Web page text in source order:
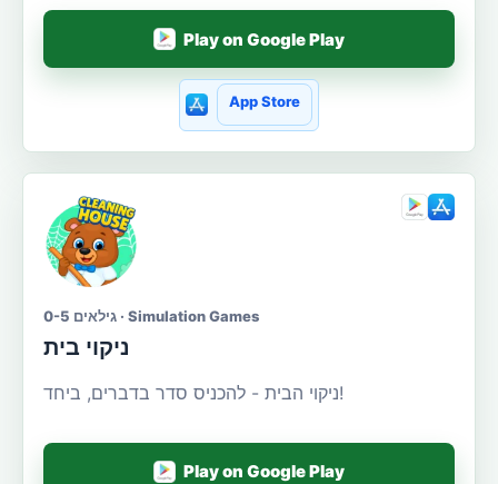
Play on Google Play
App Store
גילאים 0-5 · Simulation Games
ניקוי בית
ניקוי הבית - להכניס סדר בדברים, ביחד!
Play on Google Play